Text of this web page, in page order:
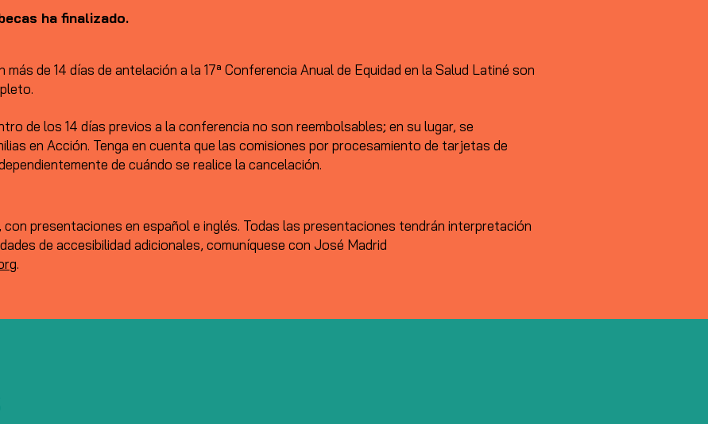
ha finalizado.
de 14 días de antelación a la 17ª Conferencia Anual de Equidad en la Salud Latiné son
de los 14 días previos a la conferencia no son reembolsables; en su lugar, se
en Acción. Tenga en cuenta que las comisiones por procesamiento de tarjetas de
de cuándo se realice la cancelación.
presentaciones en español e inglés. Todas las presentaciones tendrán interpretación
de accesibilidad adicionales, comuníquese con José Madrid
.